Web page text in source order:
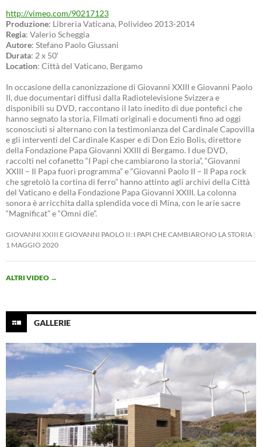
http://vimeo.com/90217123
Produzione: Libreria Vaticana, Polivideo 2013-2014
Regia: Valerio Scheggia
Autore: Stefano Paolo Giussani
Durata: 2 x 50′
Location: Città del Vaticano, Bergamo
In occasione della canonizzazione di Giovanni XXIII e Giovanni Paolo
II, due documentari diffusi dalla Radiotelevisione Svizzera e
disponibili su DVD, raccontano il lato inedito di due pontefici che
hanno segnato la storia. Filmati originali e documenti fino ad oggi
sconosciuti si alternano con la testimonianza del Cardinale Capovilla
e gli interventi del Cardinale Kasper e di Don Ezio Bolis, direttore
della Fondazione Papa Giovanni XXIII di Bergamo. I due DVD,
raccolti nel cofanetto “I Papi che cambiarono la storia”, “Giovanni
XXIII – Il Papa fuori programma” e “Giovanni Paolo II – Il Papa rock
che sgretolò la cortina di ferro” hanno attinto agli archivi della Città
del Vaticano e della Fondazione Papa Giovanni XXIII. La colonna
sonora è arricchita dalla splendida voce di Mina, con le arie sacre
“Magnificat” e “Omni die”.
GIOVANNI XXIII E GIOVANNI PAOLO II: I PAPI CHE CAMBIARONO LA STORIA
1 MAGGIO 2020
ALTRI VIDEO →
GALLERIE